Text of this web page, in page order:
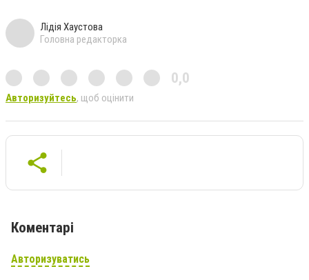
Лідія Хаустова
Головна редакторка
0,0
Авторизуйтесь, щоб оцінити
Коментарі
Авторизуватись